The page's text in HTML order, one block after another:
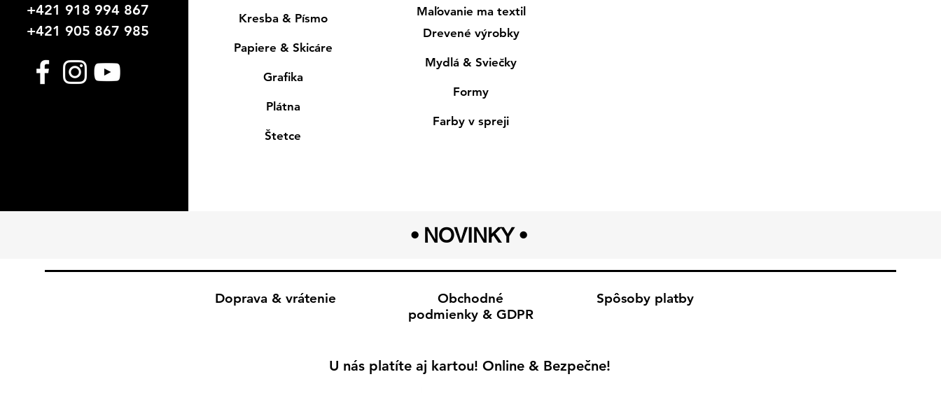
+421 918 994 867
+421 905 867 985
Kresba & Písmo
Papiere & Skicáre
Grafika
Plátna
Štetce
Maľovanie ma textil
Drevené výrobky
Mydlá & Sviečky
Formy
Farby v spreji
• NOVINKY •
Doprava & vrátenie
Obchodné
podmienky & GDPR
Spôsoby platby
U nás platíte aj kartou! Online & Bezpečne!